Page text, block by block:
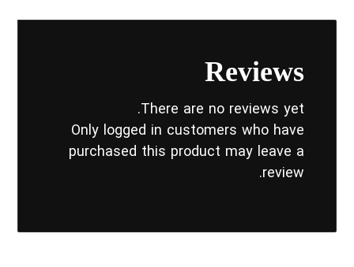
Reviews
There are no reviews yet.
Only logged in customers who have
purchased this product may leave a
review.